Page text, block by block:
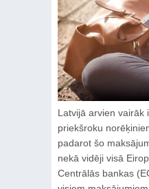
Latvijā arvien vairāk
priekšroku
padarot šo
nekā vidēji visā
Centrālās bankas